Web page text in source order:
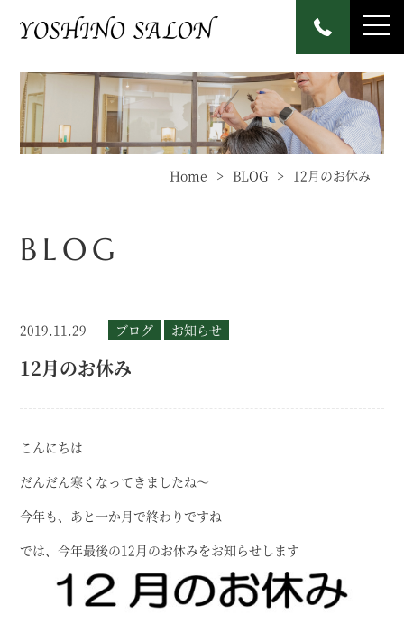
Home BLOG 12月のお休み
BLOG
2019.11.29 ブログ お知らせ
12月のお休み
こんにちは
だんだん寒くなってきましたね～
今年も、あと一か月で終わりですね
では、今年最後の12月のお休みをお知らせします